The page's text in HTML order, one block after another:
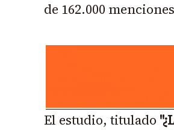
de 162.000
El estudio, titulado